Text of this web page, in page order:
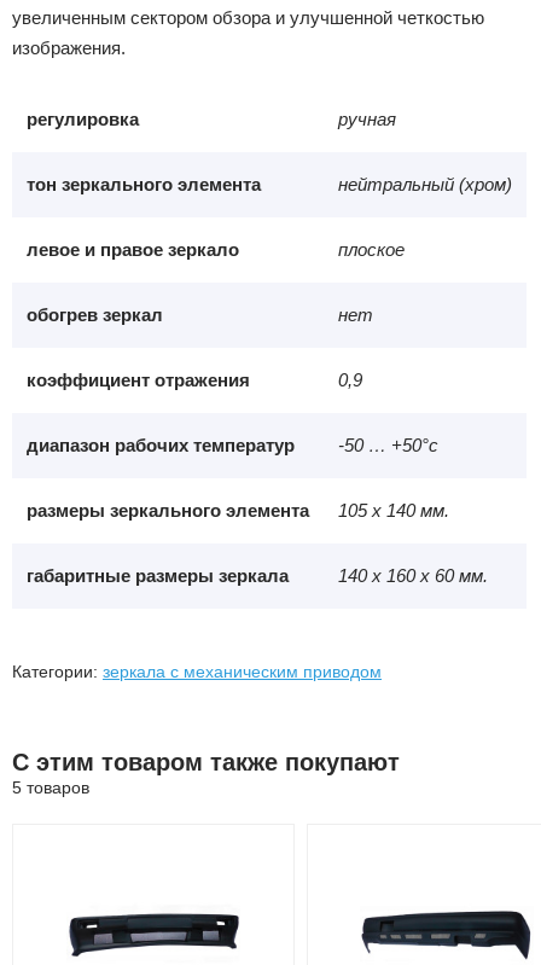
увеличенным сектором обзора и улучшенной четкостью
изображения.
регулировка ручная
тон зеркального элемента нейтральный (хром)
левое и правое зеркало плоское
обогрев зеркал нет
коэффициент отражения 0,9
диапазон рабочих температур -50 … +50°с
размеры зеркального элемента 105 х 140 мм.
габаритные размеры зеркала 140 х 160 х 60 мм.
Категории: зеркала с механическим приводом
С этим товаром также покупают
5 товаров